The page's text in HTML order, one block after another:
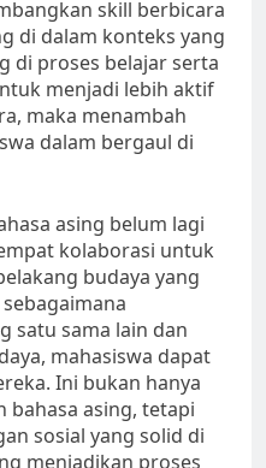
skill berbicara
di dalam konteks yang
di proses belajar serta
menjadi lebih aktif
maka menambah
dalam bergaul di
asing belum lagi
kolaborasi untuk
budaya yang
satu sama lain dan
mahasiswa dapat
Ini bukan hanya
bahasa asing, tetapi
sosial yang solid di
menjadikan proses